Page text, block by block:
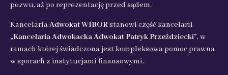
pozwu, aż po reprezentację przed sądem.
KancelariaAdwokat WIBORstanowi część kancelarii
„Kancelaria Adwokacka Adwokat Patryk Przeździecki”, w
ramach której świadczona jest kompleksowa pomoc prawna
w sporach z instytucjami finansowymi.